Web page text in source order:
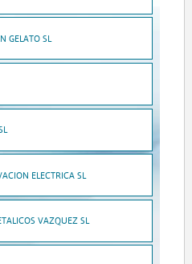
GELATO SL
ELECTRICA SL
VAZQUEZ SL